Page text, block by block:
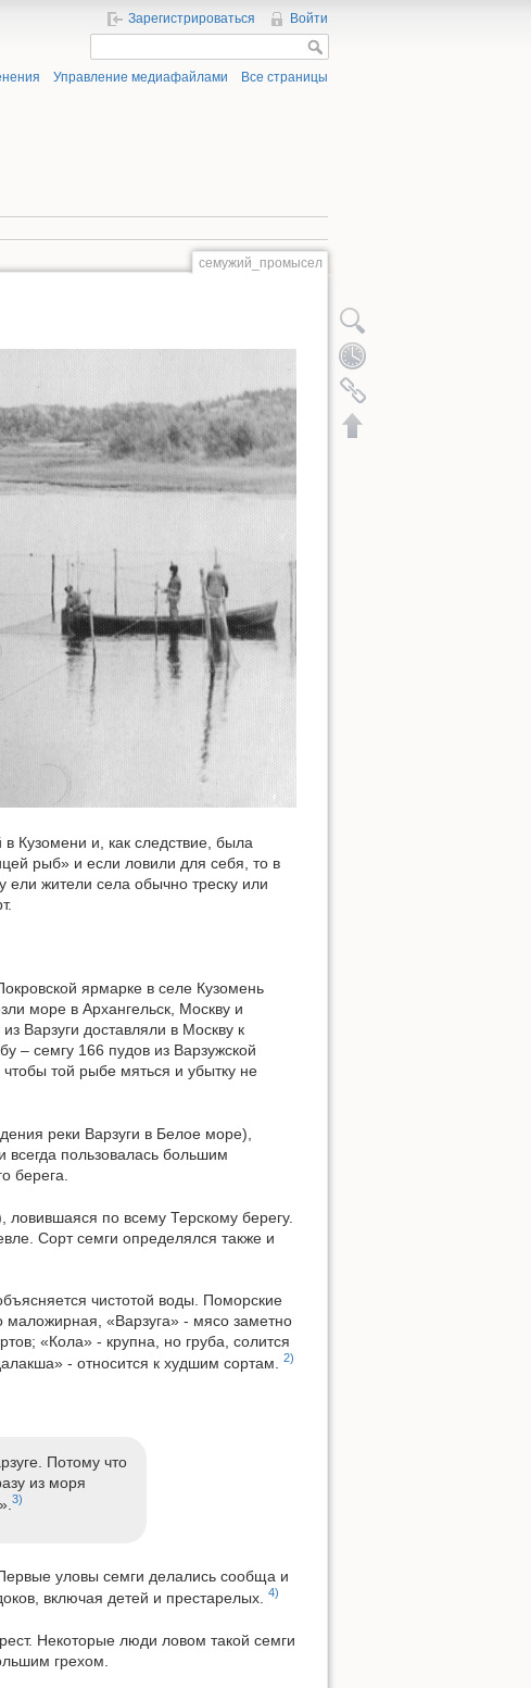
Зарегистрироваться Войти
Управление медиафайлами Все страницы
семужий_промысел
Кузомени и, как следствие, была
рыб» и если ловили для себя, то в
ели жители села обычно треску или
ярмарке в селе Кузомень
море в Архангельск, Москву и
Варзуги доставляли в Москву к
– семгу 166 пудов из Варзужской
той рыбе мяться и убытку не
реки Варзуги в Белое море),
всегда пользовалась большим
берега.
по всему Терскому берегу.
Сорт семги определялся также и
чистотой воды. Поморские
маложирная, «Варзуга» - мясо заметно
«Кола» - крупна, но груба, солится
- относится к худшим сортам.
2)
Потому что
из моря
3)
уловы семги делались сообща и
включая детей и престарелых.
4)
Некоторые люди ловом такой семги
грехом.